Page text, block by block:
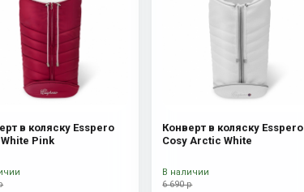
в коляску Esspero
Pink
Конверт в коляску Esspero
Cosy Arctic White
6 690 р
В наличии